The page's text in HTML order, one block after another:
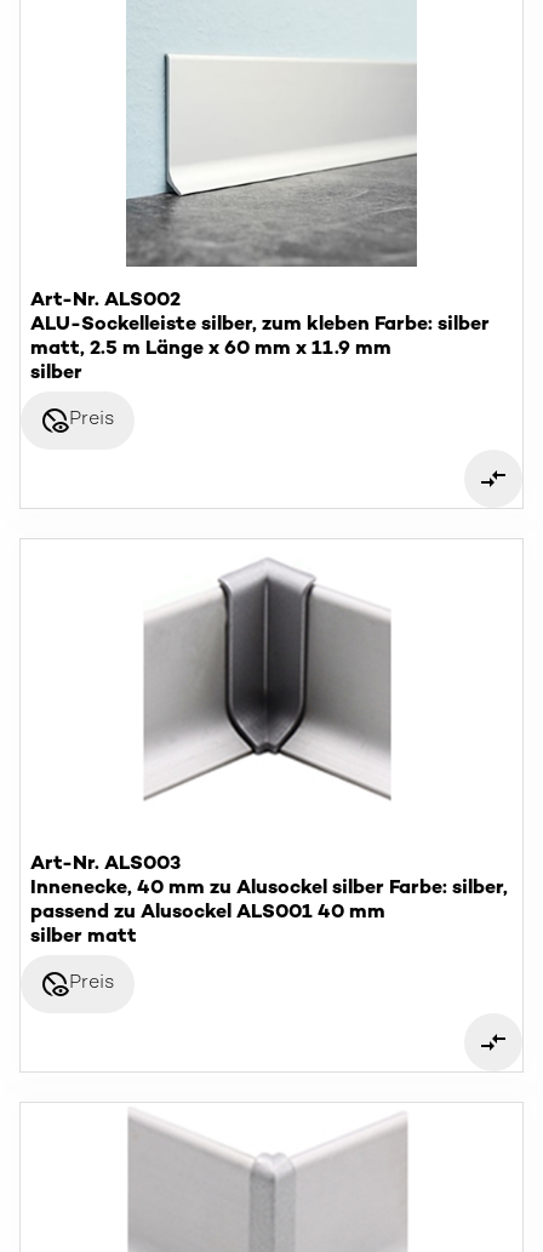
Art-Nr. ALS002
ALU-Sockelleiste silber, zum kleben Farbe: silber
matt, 2.5 m Länge x 60 mm x 11.9 mm
silber
disabled_visiblePreis
Art-Nr. ALS003
Innenecke, 40 mm zu Alusockel silber Farbe: silber,
passend zu Alusockel ALS001 40 mm
silber matt
disabled_visiblePreis